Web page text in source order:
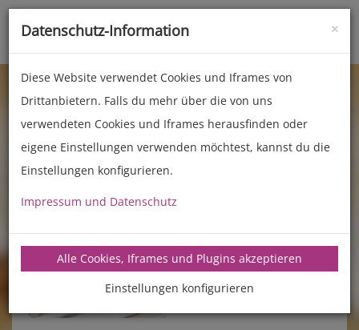
Toggle
×
Datenschutz-Information
Diese Website verwendet Cookies und Iframes von
Drittanbietern. Falls du mehr über die von uns
verwendeten Cookies und Iframes herausfinden oder
eigene Einstellungen verwenden möchtest, kannst du die
Einstellungen konfigurieren.
Impressum und Datenschutz
Alle Cookies, Iframes und Plugins akzeptieren
Einstellungen konfigurieren